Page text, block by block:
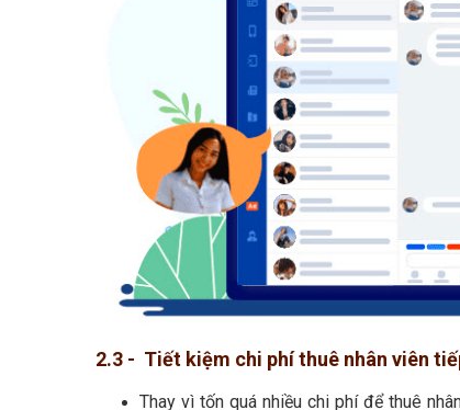
2.3 - Tiết kiệm chi phí thuê nhân viên
Thay vì tốn quá nhiều chi phí để thuê